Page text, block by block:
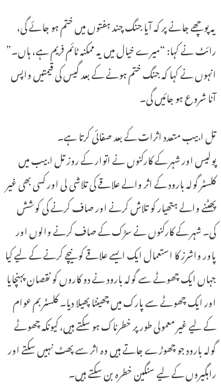
یہ پوچھے جانے پر کہ آیا جنگ چند ہفتوں میں ختم ہو جائے گی،
رائٹ نے کہا: “میرے خیال میں یہ ممکنہ ٹائم فریم ہے، ہاں۔”
انہوں نے کہا کہ جنگ ختم ہونے کے بعد گیس کی قیمتیں واپس
آنا شروع ہو جائیں گی۔
تل ابیب متعدد اثرات کے بعد صفائی کرتا ہے۔
پولیس اور شہر کے کارکنوں نے اتوار کے روز تل ابیب میں
کلسٹر گولہ بارود کے اثر والے علاقے کی تلاشی لی اور کسی بھی غیر
پھٹنے والے ہتھیار کو تلاش کرنے اور صاف کرنے کی کوشش
کی۔ شہر کے کارکنوں نے سڑک کے صاف کرنے والوں اور
پاور واشرز کا استعمال ایک ایسے علاقے کو نیچے کرنے کے لیے کیا
جہاں ایک چھوٹے سے گولہ بارود نے دو کاروں کو نقصان پہنچایا
اور ایک چھوٹے سے پارک میں چھینٹا پھیلا دیا۔ کلسٹر بم عوام
کے لیے غیر معمولی طور پر خطرناک ہو سکتے ہیں، کیونکہ چھوٹے
گولہ بارود جو چھوڑے جاتے ہیں وہ اثر سے پھٹ نہیں سکتے اور
راہگیروں کے لیے سنگین خطرہ بن سکتے ہیں۔